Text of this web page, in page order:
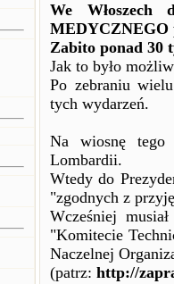
We Włoszech
MEDYCZNEGO
Zabito ponad 30
Jak to było
Po zebraniu
tych wydarzeń.
Na wiosnę tego
Lombardii.
Wtedy do
"zgodnych z
Wcześniej
"Komitecie
Naczelnej
(patrz: http://